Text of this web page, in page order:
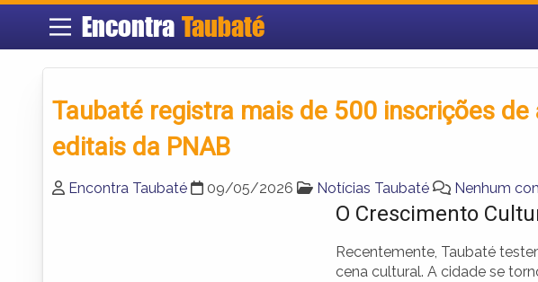
Encontra Taubaté
Taubaté registra mais de 500 inscrições
editais da PNAB
Encontra Taubaté 09/05/2026 Notícias Taubaté Nenhum
O Crescimento
Recentemente, Taubaté
cena cultural. A cidade se